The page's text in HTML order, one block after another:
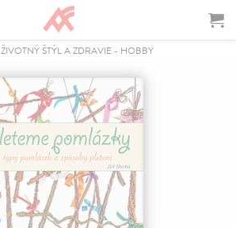
ŽIVOTNÝ ŠTÝL A ZDRAVIE- HOBBY